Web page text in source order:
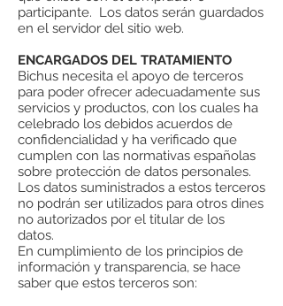
participante. Los datos serán guardados
en el servidor del sitio web.
ENCARGADOS DEL TRATAMIENTO
Bichus necesita el apoyo de terceros
para poder ofrecer adecuadamente sus
servicios y productos, con los cuales ha
celebrado los debidos acuerdos de
confidencialidad y ha verificado que
cumplen con las normativas españolas
sobre protección de datos personales.
Los datos suministrados a estos terceros
no podrán ser utilizados para otros dines
no autorizados por el titular de los
datos.
En cumplimiento de los principios de
información y transparencia, se hace
saber que estos terceros son: